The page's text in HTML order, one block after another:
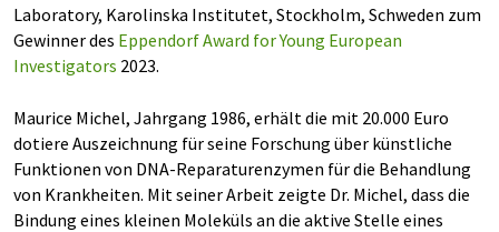
Laboratory, Karolinska Institutet, Stockholm, Schweden zum
Gewinner des Eppendorf Award for Young European
Investigators 2023.
Maurice Michel, Jahrgang 1986, erhält die mit 20.000 Euro
dotiere Auszeichnung für seine Forschung über künstliche
Funktionen von DNA-Reparaturenzymen für die Behandlung
von Krankheiten. Mit seiner Arbeit zeigte Dr. Michel, dass die
Bindung eines kleinen Moleküls an die aktive Stelle eines